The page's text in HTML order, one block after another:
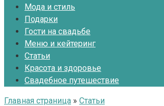
Мода и стиль
Подарки
Гости на свадьбе
Меню и кейтеринг
Статьи
Красота и здоровье
Свадебное путешествие
Главная страница » Статьи